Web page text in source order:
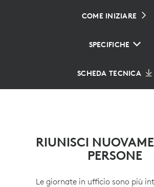
COME INIZIARE
SPECIFICHE
SCHEDA TECNICA
RIUNISCI
PERSONE
Le giornate in ufficio sono più